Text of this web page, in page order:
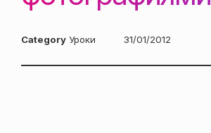
Category Уроки
Posted
31/01/2012